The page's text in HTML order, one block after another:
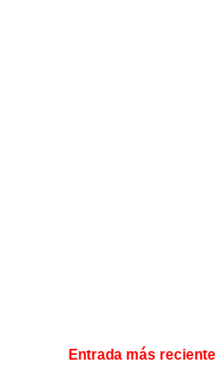
Entrada más reciente